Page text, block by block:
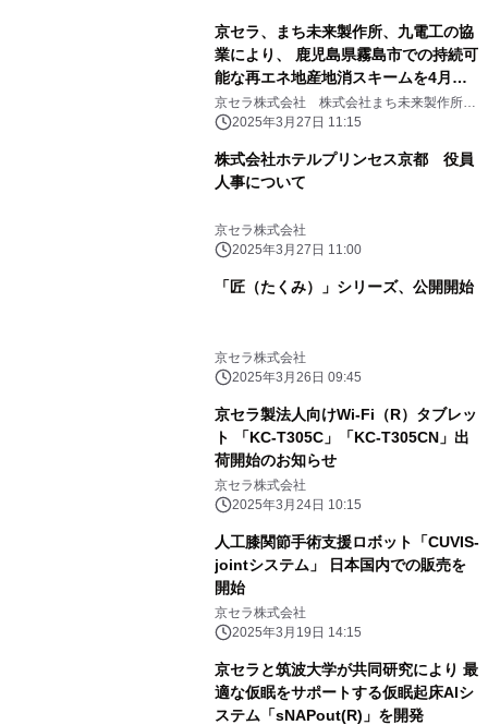
京セラ、まち未来製作所、九電工の協
業により、 鹿児島県霧島市での持続可
能な再エネ地産地消スキームを4月よ
り開始
京セラ株式会社 株式会社まち未来製作所
株式会社九電工 鹿児島県霧島市
2025年3月27日 11:15
株式会社ホテルプリンセス京都 役員
人事について
京セラ株式会社
2025年3月27日 11:00
「匠（たくみ）」シリーズ、公開開始
京セラ株式会社
2025年3月26日 09:45
京セラ製法人向けWi-Fi（R）タブレッ
ト 「KC-T305C」「KC-T305CN」出
荷開始のお知らせ
京セラ株式会社
2025年3月24日 10:15
人工膝関節手術支援ロボット「CUVIS-
jointシステム」 日本国内での販売を
開始
京セラ株式会社
2025年3月19日 14:15
京セラと筑波大学が共同研究により 最
適な仮眠をサポートする仮眠起床AIシ
ステム「sNAPout(R)」を開発